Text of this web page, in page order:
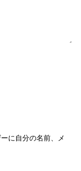
に自分の名前、メ